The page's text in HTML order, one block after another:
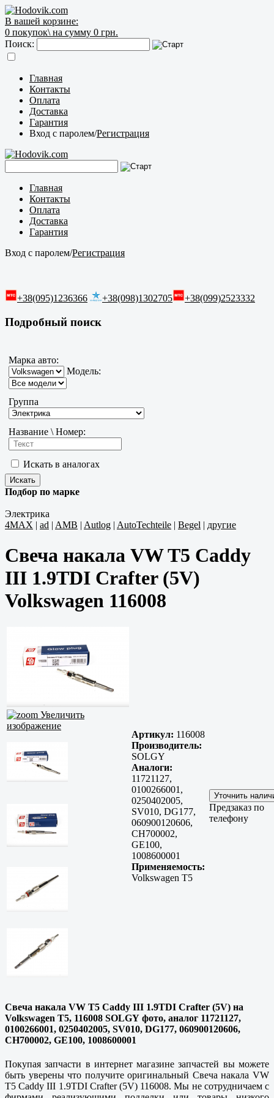
В вашей корзине:
0 покупок\ на сумму 0 грн.
Поиск:
Главная
Контакты
Оплата
Доставка
Гарантия
Вход с паролем/Регистрация
Главная
Контакты
Оплата
Доставка
Гарантия
Вход с паролем/Регистрация
+38(095)1236366 +38(098)1302705 +38(099)2523332
Подробный поиск
Марка авто:
Модель:
Группа
Название \ Номер:
Искать в аналогах
Подбор по марке
Электрика
4MAX | ad | AMB | Autlog | AutoTechteile | Begel | другие
Свеча накала VW T5 Caddy
III 1.9TDI Crafter (5V)
Volkswagen 116008
Увеличить
изображение
Артикул: 116008
Производитель:
SOLGY
Аналоги:
11721127,
0100266001,
0250402005,
SV010, DG177,
060900120606,
CH700002,
GE100,
1008600001
Применяемость:
Volkswagen T5
Предзаказ по
телефону
Свеча накала VW T5 Caddy III 1.9TDI Crafter (5V) на
Volkswagen T5, 116008 SOLGY фото, аналог 11721127,
0100266001, 0250402005, SV010, DG177, 060900120606,
CH700002, GE100, 1008600001
Покупая запчасти в интернет магазине запчастей вы можете
быть уверены что получите оригинальный Свеча накала VW
T5 Caddy III 1.9TDI Crafter (5V) 116008. Мы не сотрудничаем с